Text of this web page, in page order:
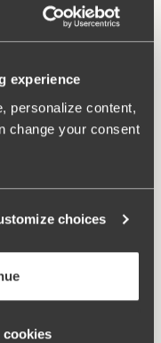
experience
personalize content,
change your consent
choices
cookies
image 1 of 3
product